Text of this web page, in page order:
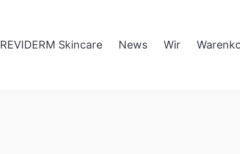
REVIDERM Skincare News Wir